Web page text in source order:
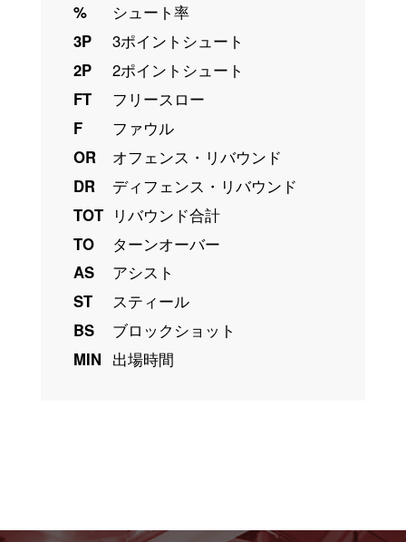
%
シュート率
3P
3ポイントシュート
2P
2ポイントシュート
FT
フリースロー
F
ファウル
OR
オフェンス・リバウンド
DR
ディフェンス・リバウンド
TOT リバウンド合計
TO
ターンオーバー
AS
アシスト
ST
スティール
BS
ブロックショット
MIN 出場時間